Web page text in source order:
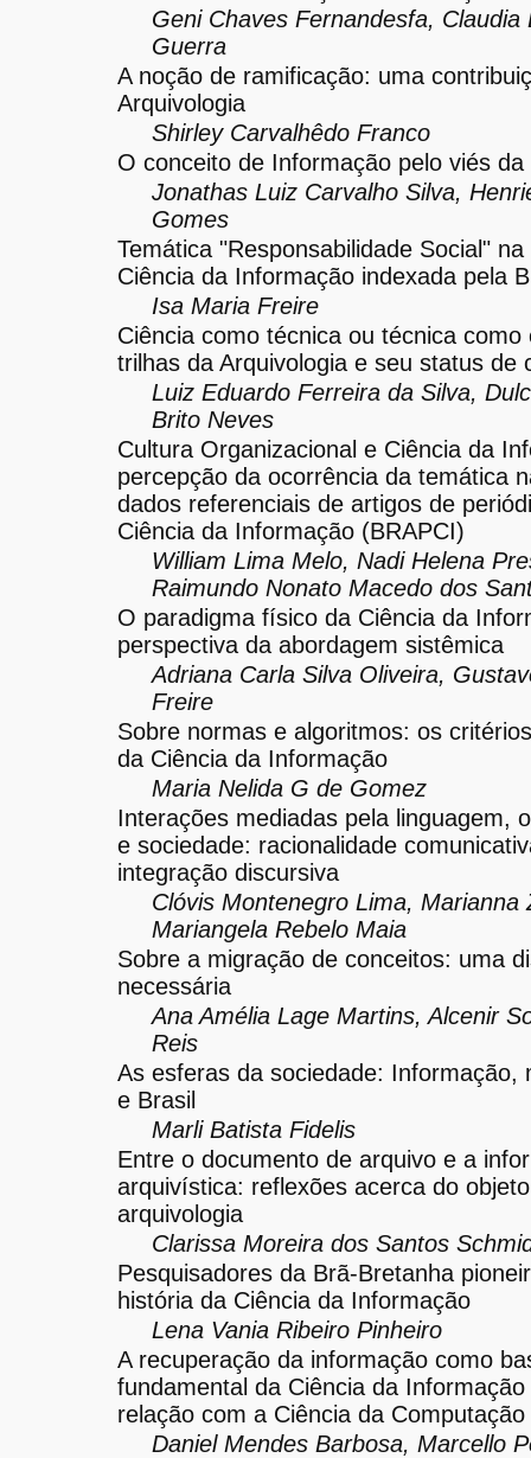
Geni Chaves Fernandesfa, Claudia
Guerra
A noção de ramificação: uma
Arquivologia
Shirley Carvalhêdo Franco
O conceito de Informação pelo viés da
Jonathas Luiz Carvalho Silva,
Gomes
Temática "Responsabilidade Social"
Ciência da Informação indexada pela
Isa Maria Freire
Ciência como técnica ou técnica como
trilhas da Arquivologia e seu status de
Luiz Eduardo Ferreira da Silva,
Brito Neves
Cultura Organizacional e Ciência da
percepção da ocorrência da temática
dados referenciais de artigos de
Ciência da Informação (BRAPCI)
William Lima Melo, Nadi Helena
Raimundo Nonato Macedo dos
O paradigma físico da Ciência da
perspectiva da abordagem sistêmica
Adriana Carla Silva Oliveira,
Freire
Sobre normas e algoritmos: os
da Ciência da Informação
Maria Nelida G de Gomez
Interações mediadas pela linguagem,
e sociedade: racionalidade
integração discursiva
Clóvis Montenegro Lima, Marianna
Mariangela Rebelo Maia
Sobre a migração de conceitos: uma
necessária
Ana Amélia Lage Martins, Alcenir
Reis
As esferas da sociedade: Informação,
e Brasil
Marli Batista Fidelis
Entre o documento de arquivo e a
arquivística: reflexões acerca do
arquivologia
Clarissa Moreira dos Santos
Pesquisadores da Brã-Bretanha
história da Ciência da Informação
Lena Vania Ribeiro Pinheiro
A recuperação da informação como
fundamental da Ciência da
relação com a Ciência da Computação
Daniel Mendes Barbosa, Marcello